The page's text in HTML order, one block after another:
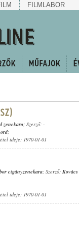
FILMLABOR
zenekara; Szerző: -
;
ideje: 1970-01-01
cigányzenekara; Szerző:
ideje: 1970-01-01